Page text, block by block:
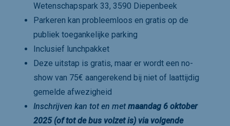
Wetenschapspark 33, 3590 Diepenbeek
Parkeren kan probleemloos en gratis op de
publiek toegankelijke parking
Inclusief lunchpakket
Deze uitstap is gratis, maar er wordt een no-
show van 75€ aangerekend bij niet of laattijdig
gemelde afwezigheid
Inschrijven kan tot en metmaandag 6 oktober
2025 (of tot de bus volzet is) via volgende